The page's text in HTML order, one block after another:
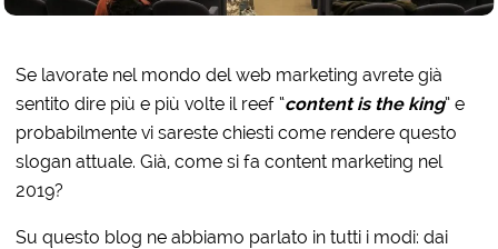
Se lavorate nel mondo del web marketing avrete già
sentito dire più e più volte il reef “content is the king” e
probabilmente vi sareste chiesti come rendere questo
slogan attuale. Già, come si fa content marketing nel
2019?
Su questo blog ne abbiamo parlato in tutti i modi: dai